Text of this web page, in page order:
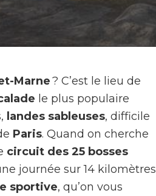
Marne? C’est le lieu de
le plus populaire
landes sableuses, difficile
Paris. Quand on cherche
circuit des 25 bosses
journée sur 14 kilomètres
sportive, qu’on vous